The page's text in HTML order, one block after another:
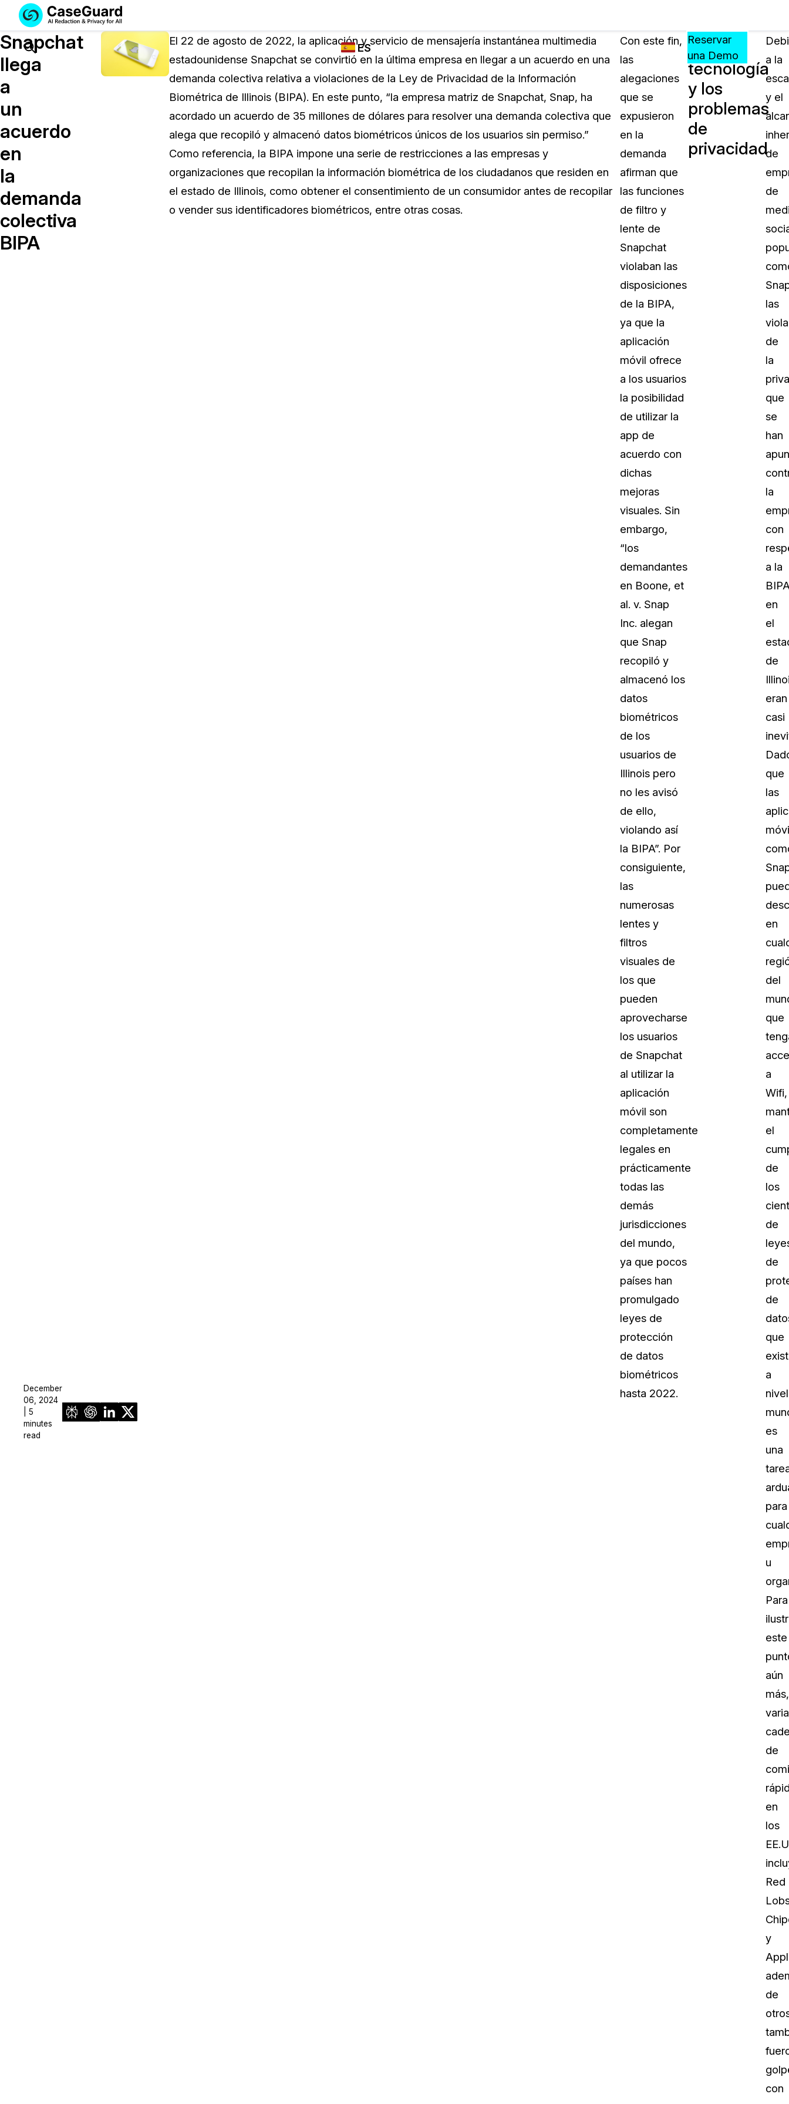
Servicios
SUSCRÍBASE
A
CASEGUARD
STUDIO
Licencia de CaseGuard Studio
Soluciones
FUNCIONES DE
TRANSCRIPCIÓN
Y TRADUCCIÓN
DE CASEGUARD
Redacción de vídeos
de notas y más con un solo clic desde una
cantidad ilimitada de videos
Redacción de documentos
Industrias
¿QUIÉN
CASEGUARD?
Transportación
La Atención Médica
PreciosRecursos
APRENDA,
CONECTE
CREZCA
CASEGUARD
Preguntas Frecuentes
Explore preguntas frecuentes
CaseGuard
Artículos
Redacte archivos de video con
Casos Practicos
sus necesidades de redacción
Obtenga respuestas a sus
CaseGuard
Videoteca
CaseGuard. Práctica nuevas
Historias sobre cómo nuestros
utilizan CaseGuard studio a diario
Más información sobre
misión
Trabaja con nosotros
Únase a nuestro equipo y
construir el futuro de la redacción
Póngase en contacto con nuestro
Eventos
Search
ES
Español
Reservar
una Demo
Snapchat
llega
a
un
acuerdo
en
la
demanda
colectiva
BIPA
December
06, 2024
| 5
minutes
read
El 22 de agosto de 2022, la aplicación y servicio de mensajería instantánea multimedia
estadounidense Snapchat se convirtió en la última empresa en llegar a un acuerdo en una
demanda colectiva relativa a violaciones de la Ley de Privacidad de la Información
Biométrica de Illinois (BIPA). En este punto, “la empresa matriz de Snapchat, Snap, ha
acordado un acuerdo de 35 millones de dólares para resolver una demanda colectiva que
alega que recopiló y almacenó datos biométricos únicos de los usuarios sin permiso.”
Como referencia, la BIPA impone una serie de restricciones a las empresas y
organizaciones que recopilan la información biométrica de los ciudadanos que residen en
el estado de Illinois, como obtener el consentimiento de un consumidor antes de recopilar
o vender sus identificadores biométricos, entre otras cosas.
Con este fin,
las
alegaciones
que se
expusieron
en la
demanda
afirman que
las funciones
de filtro y
lente de
Snapchat
violaban las
disposiciones
de la BIPA,
ya que la
aplicación
móvil ofrece
a los usuarios
la posibilidad
de utilizar la
app de
acuerdo con
dichas
mejoras
visuales. Sin
embargo,
“los
demandantes
en Boone, et
al. v. Snap
Inc. alegan
que Snap
recopiló y
almacenó los
datos
biométricos
de los
usuarios de
Illinois pero
no les avisó
de ello,
violando así
la BIPA”. Por
consiguiente,
las
numerosas
lentes y
filtros
visuales de
los que
pueden
aprovecharse
los usuarios
de Snapchat
al utilizar la
aplicación
móvil son
completamente
legales en
prácticamente
todas las
demás
jurisdicciones
del mundo,
ya que pocos
países han
promulgado
leyes de
protección
de datos
biométricos
hasta 2022.
La gran
tecnología
y los
problemas
de
privacidad
a la
y el
de
de
las
de
la
que
se
han
la
con
a la
en
el
de
eran
casi
que
las
en
del
que
a
Wifi,
el
de
los
de
de
de
que
a
nivel
es
una
para
u
Para
este
aún
más,
de
en
los
Red
y
de
con